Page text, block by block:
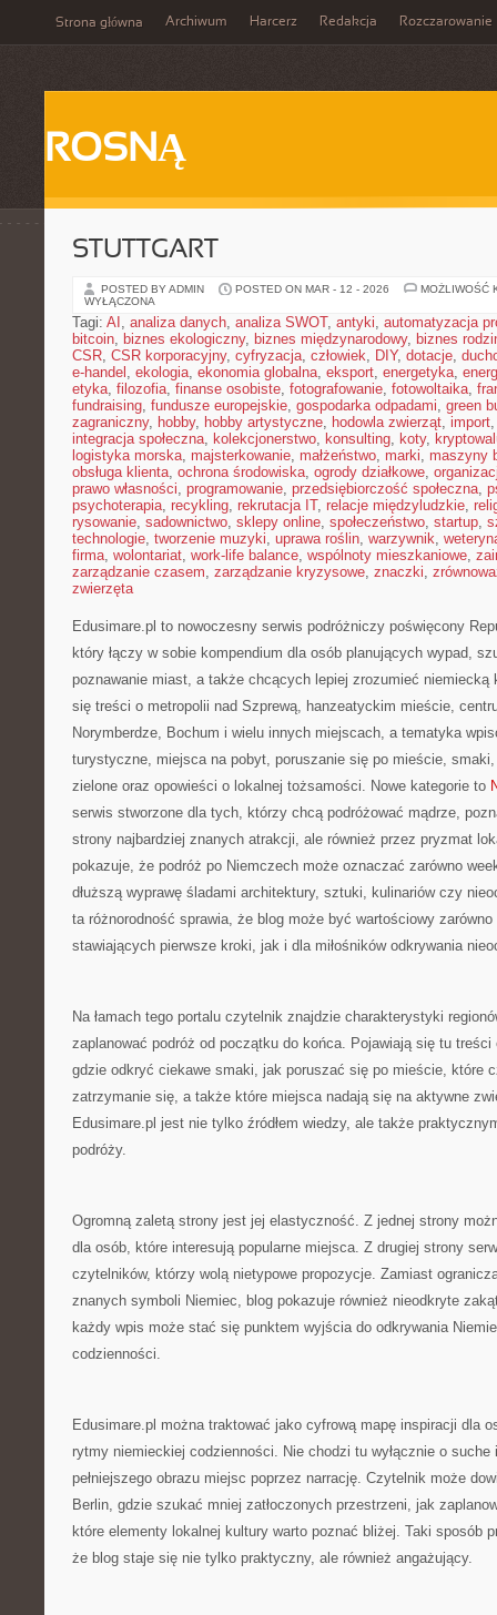
Strona główna Archiwum Harcerz Redakcja Rozczarowanie
ROSNĄ
STUTTGART
POSTED BY ADMIN POSTED ON MAR - 12 - 2026
MOŻLIWOŚĆ
WYŁĄCZONA
Tagi: AI , analiza danych, analiza SWOT, antyki, automatyzacja
bitcoin, biznes ekologiczny, biznes międzynarodowy, biznes
CSR, CSR korporacyjny, cyfryzacja, człowiek, DIY, dotacje,
e-handel , ekologia, ekonomia globalna, eksport, energetyka,
etyka, filozofia, finanse osobiste, fotografowanie, fotowoltaika,
fundraising, fundusze europejskie, gospodarka odpadami, green
zagraniczny, hobby, hobby artystyczne, hodowla zwierząt, import
integracja społeczna, kolekcjonerstwo, konsulting, koty,
logistyka morska, majsterkowanie, małżeństwo, marki, maszyny
obsługa klienta, ochrona środowiska, ogrody działkowe,
prawo własności, programowanie, przedsiębiorczość społeczna,
psychoterapia, recykling, rekrutacja IT, relacje międzyludzkie,
rysowanie, sadownictwo, sklepy online, społeczeństwo, startup,
technologie, tworzenie muzyki, uprawa roślin, warzywnik,
firma, wolontariat, work-life balance, wspólnoty mieszkaniowe,
zarządzanie czasem, zarządzanie kryzysowe, znaczki,
zwierzęta
Edusimare.pl to nowoczesny serwis podróżniczy poświęcony
który łączy w sobie kompendium dla osób planujących wypad,
poznawanie miast, a także chcących lepiej zrozumieć niemiecką
się treści o metropolii nad Szprewą, hanzeatyckim mieście,
Norymberdze, Bochum i wielu innych miejscach, a tematyka
turystyczne, miejsca na pobyt, poruszanie się po mieście,
zielone oraz opowieści o lokalnej tożsamości. Nowe kategorie to
serwis stworzone dla tych, którzy chcą podróżować mądrze,
strony najbardziej znanych atrakcji, ale również przez pryzmat
pokazuje, że podróż po Niemczech może oznaczać zarówno
dłuższą wyprawę śladami architektury, sztuki, kulinariów czy
ta różnorodność sprawia, że blog może być wartościowy
stawiających pierwsze kroki, jak i dla miłośników odkrywania
Na łamach tego portalu czytelnik znajdzie charakterystyki
zaplanować podróż od początku do końca. Pojawiają się tu
gdzie odkryć ciekawe smaki, jak poruszać się po mieście, które
zatrzymanie się, a także które miejsca nadają się na aktywne
Edusimare.pl jest nie tylko źródłem wiedzy, ale także
podróży.
Ogromną zaletą strony jest jej elastyczność. Z jednej strony
dla osób, które interesują popularne miejsca. Z drugiej strony
czytelników, którzy wolą nietypowe propozycje. Zamiast
znanych symboli Niemiec, blog pokazuje również nieodkryte
każdy wpis może stać się punktem wyjścia do odkrywania
codzienności.
Edusimare.pl można traktować jako cyfrową mapę inspiracji dla
rytmy niemieckiej codzienności. Nie chodzi tu wyłącznie o
pełniejszego obrazu miejsc poprzez narrację. Czytelnik może
Berlin, gdzie szukać mniej zatłoczonych przestrzeni, jak
które elementy lokalnej kultury warto poznać bliżej. Taki sposób
że blog staje się nie tylko praktyczny, ale również angażujący.